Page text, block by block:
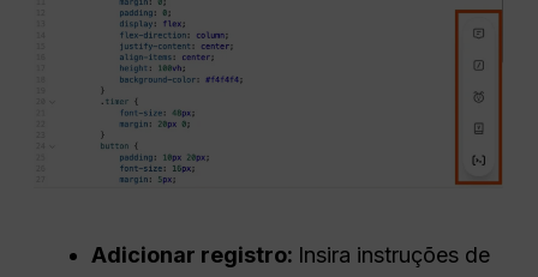
Adicionar registro: Insira instruções de